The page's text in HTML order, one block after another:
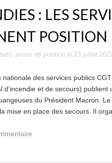
: LES
POSITION
, prises de position le 23 juillet
nationale des services publics
d’incendie et de secours)
du Président Macron.
mise en place des secours. Il